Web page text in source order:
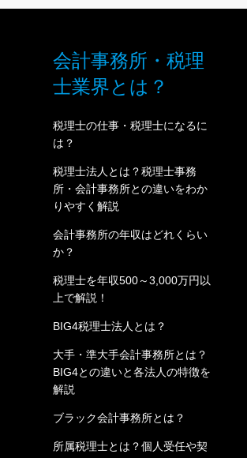
会計事務所・税理
士業界とは？
税理士の仕事・税理士になるに
は？
税理士法人とは？税理士事務
所・会計事務所との違いをわか
りやすく解説
会計事務所の年収はどれくらい
か？
税理士を年収500～3,000万円以
上で解説！
BIG4税理士法人とは？
大手・準大手会計事務所とは？
BIG4との違いと各法人の特徴を
解説
ブラック会計事務所とは？
所属税理士とは？個人受任や契